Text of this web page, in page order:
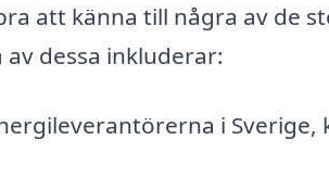
att känna till några av de
dessa inkluderar:
i